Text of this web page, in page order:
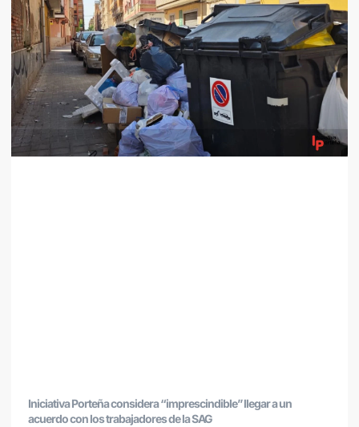
Iniciativa Porteña considera “imprescindible” llegar a un
acuerdo con los trabajadores de la SAG